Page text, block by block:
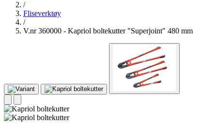
/
Fliseverktøy
/
V.nr 360000 - Kapriol boltekutter "Superjoint" 480 mm